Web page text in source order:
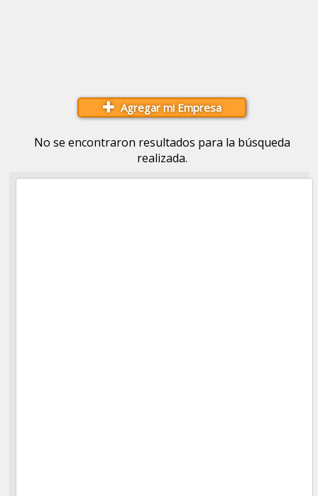
Agregar mi Empresa
No se encontraron resultados para la búsqueda
realizada.